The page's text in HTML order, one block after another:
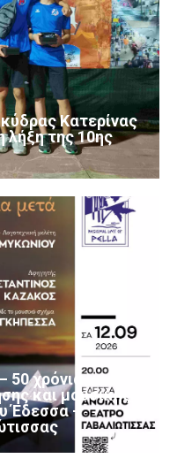
Κατερίνας
λήξη της 10ης
50 χρόνια
και μουσικής
Έδεσσα –